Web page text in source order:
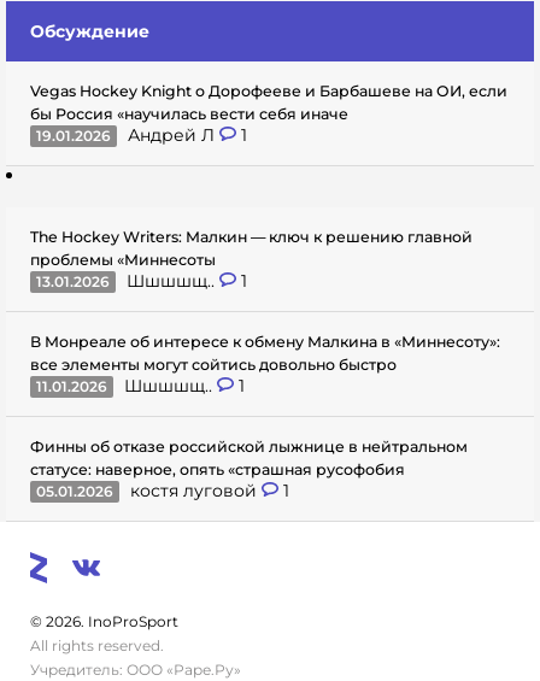
Обсуждение
Vegas Hockey Knight о Дорофееве и Барбашеве на ОИ, если
бы Россия «научилась вести себя иначе
19.01.2026
Андрей Л 1
The Hockey Writers: Малкин — ключ к решению главной
проблемы «Миннесоты
13.01.2026
Шшшшщ.. 1
В Монреале об интересе к обмену Малкина в «Миннесоту»:
все элементы могут сойтись довольно быстро
11.01.2026
Шшшшщ.. 1
Финны об отказе российской лыжнице в нейтральном
статусе: наверное, опять «страшная русофобия
05.01.2026
костя луговой 1
© 2026. InoProSport
All rights reserved.
Учредитель: ООО «Раре.Ру»